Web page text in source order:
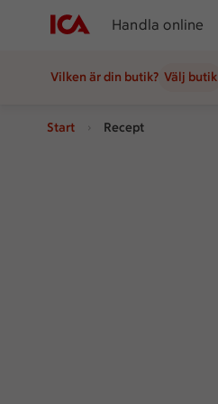
Handla online
Vilken är din butik? Välj butik
Start Recept